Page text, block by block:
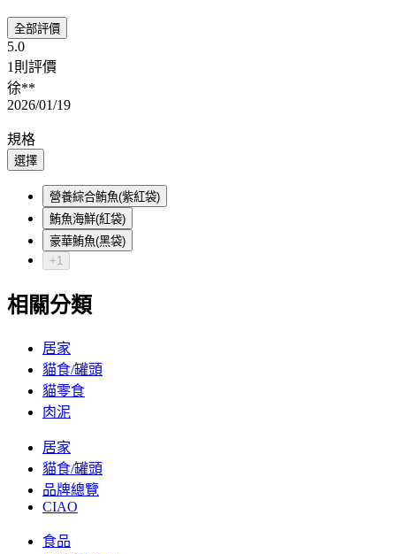
全部評價
5.0
1則評價
徐**
2026/01/19
規格
選擇
營養綜合鮪魚(紫紅袋)
鮪魚海鮮(紅袋)
豪華鮪魚(黑袋)
+1
相關分類
居家
貓食/罐頭
貓零食
肉泥
居家
貓食/罐頭
品牌總覽
CIAO
食品